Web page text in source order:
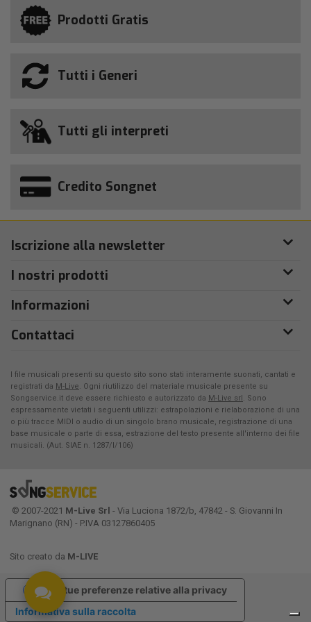
Prodotti Gratis
Tutti i Generi
Tutti gli interpreti
Credito Songnet
Iscrizione alla newsletter
I nostri prodotti
Informazioni
Contattaci
I file musicali presenti su questo sito sono stati interamente suonati, cantati e
registrati da M-Live. Ogni riutilizzo del materiale musicale presente su
Songservice.it deve essere richiesto e autorizzato da M-Live srl. Sono
espressamente vietati i seguenti utilizzi: estrapolazioni e rielaborazione di una
o più tracce MIDI o audio di un singolo brano musicale, registrazione di una
base musicale o parte di essa, estrazione del testo presente all'interno dei file
musicali. (Aut. SIAE n. 1287/I/106)
© 2007-2021 M-Live Srl - Via Luciona 1872/b, 47842 - S. Giovanni In
Marignano (RN) - P.IVA 03127860405
Sito creato da M-LIVE
Informativa sulla raccolta
Le tue preferenze relative alla privacy